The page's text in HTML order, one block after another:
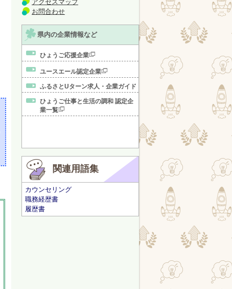
アクセスマップ
お問合わせ
県内の企業情報など
ひょうご応援企業
ユースエール認定企業
ふるさとUターン求人・企業ガイド
ひょうご仕事と生活の調和 認定企
業一覧
関連用語集
カウンセリング
職務経歴書
履歴書